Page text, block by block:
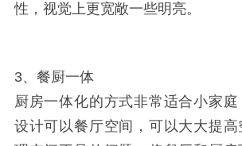
性，视觉上更宽敞一些明亮。
3、餐厨一体
厨房一体化的方式非常适合小家
设计可以餐厅空间，可以大大提